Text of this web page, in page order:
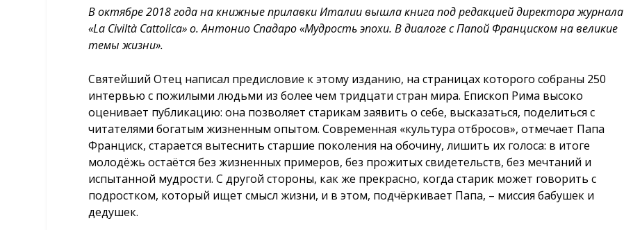
В октябре 2018 года на книжные прилавки Италии вышла книга под редакцией директора журнала
«La Civiltà Cattolica» о. Антонио Спадаро «Мудрость эпохи. В диалоге с Папой Франциском на великие
темы жизни».
Святейший Отец написал предисловие к этому изданию, на страницах которого собраны 250
интервью с пожилыми людьми из более чем тридцати стран мира. Епископ Рима высоко
оценивает публикацию: она позволяет старикам заявить о себе, высказаться, поделиться с
читателями богатым жизненным опытом. Современная «культура отбросов», отмечает Папа
Франциск, старается вытеснить старшие поколения на обочину, лишить их голоса: в итоге
молодёжь остаётся без жизненных примеров, без прожитых свидетельств, без мечтаний и
испытанной мудрости. С другой стороны, как же прекрасно, когда старик может говорить с
подростком, который ищет смысл жизни, и в этом, подчёркивает Папа, – миссия бабушек и
дедушек.